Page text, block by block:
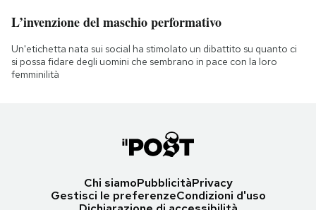
L’invenzione del maschio performativo
Un'etichetta nata sui social ha stimolato un dibattito su quanto ci
si possa fidare degli uomini che sembrano in pace con la loro
femminilità
Chi siamoPubblicitàPrivacy
Gestisci le preferenzeCondizioni d'uso